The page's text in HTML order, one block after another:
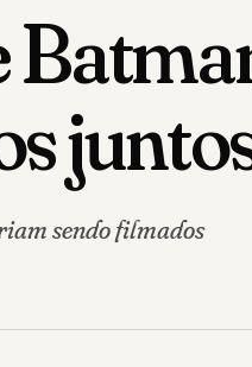
sendo filmados